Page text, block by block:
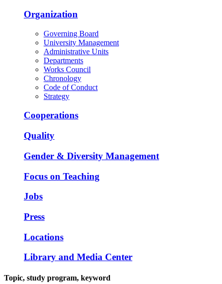
Organization
Governing Board
University Management
Administrative Units
Departments
Works Council
Chronology
Code of Conduct
Strategy
Cooperations
Quality
Gender & Diversity Management
Focus on Teaching
Jobs
Press
Locations
Library and Media Center
Topic, study program, keyword